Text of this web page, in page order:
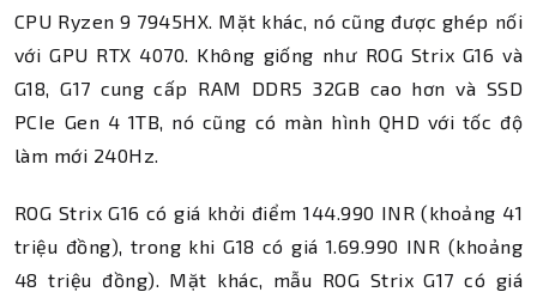
CPU Ryzen 9 7945HX. Mặt khác, nó cũng được ghép nối
với GPU RTX 4070. Không giống như ROG Strix G16 và
G18, G17 cung cấp RAM DDR5 32GB cao hơn và SSD
PCIe Gen 4 1TB, nó cũng có màn hình QHD với tốc độ
làm mới 240Hz.
ROG Strix G16 có giá khởi điểm 144.990 INR (khoảng 41
triệu đồng), trong khi G18 có giá 1.69.990 INR (khoảng
48 triệu đồng). Mặt khác, mẫu ROG Strix G17 có giá